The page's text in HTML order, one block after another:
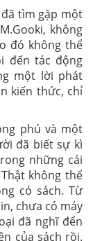
tìm gặp một
không
đó không thể
đến tác động
một lời phát
kiến thức, chỉ
phú và một
đã biết sự kì
những cái
không thể
có sách. Từ
chưa có máy
đã nghĩ đển
của sách rồi.